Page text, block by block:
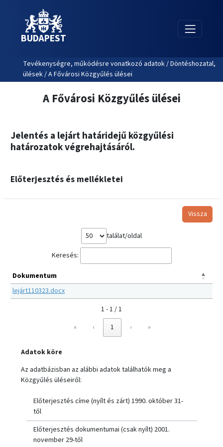
BUDAPEST
Tevékenységre, működésre vonatkozó adatok / Döntéshozatal,
ülések / A Fővárosi Közgyűlés ülései
A Fővárosi Közgyűlés ülései
Jelentés a lejárt határidejű közgyűlési
határozatok végrehajtásáról.
Előterjesztés és mellékletei
Vissza
találat/oldal
Keresés:
Dokumentum
lejárt110323.docx
1 - 1 / 1
«
‹ 1 › »
Adatok köre
Az adatbázisban az alábbi adatok találhatók meg a
Közgyűlés üléseiről:
Előterjesztés címe (nyílt és zárt) 1990. október 31-
től
Előterjesztés dokumentumai (csak nyílt) 2001.
november 29-től